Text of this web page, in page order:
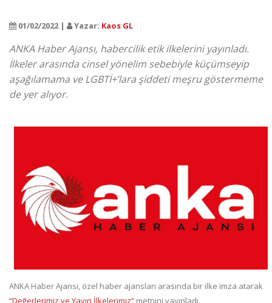
01/02/2022 | Yazar: Kaos GL
ANKA Haber Ajansı, habercilik etik ilkelerini yayınladı.
İlkeler arasında cinsel yönelim sebebiyle küçümseyip
aşağılamama ve LGBTİ+’lara şiddeti meşru göstermeme
de yer alıyor.
ANKA Haber Ajansı, özel haber ajansları arasında bir ilke imza atarak
“Değerlerimiz ve Yayın İlkelerimiz” metnini yayınladı.